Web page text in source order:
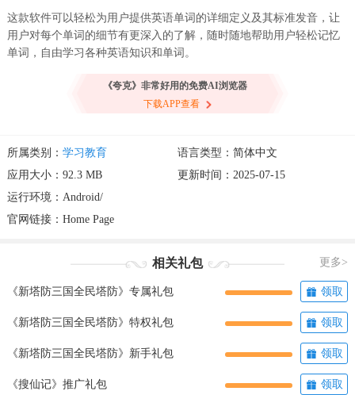
这款软件可以轻松为用户提供英语单词的详细定义及其标准发音，让
用户对每个单词的细节有更深入的了解，随时随地帮助用户轻松记忆
单词，自由学习各种英语知识和单词。
《夸克》非常好用的免费AI浏览器
下载APP查看
所属类别： 学习教育
语言类型：简体中文
应用大小：92.3 MB
更新时间：2025-07-15
运行环境：Android/
官网链接： Home Page
更多>
相关礼包
领取
《新塔防三国全民塔防》专属礼包
领取
《新塔防三国全民塔防》特权礼包
领取
《新塔防三国全民塔防》新手礼包
领取
《搜仙记》推广礼包